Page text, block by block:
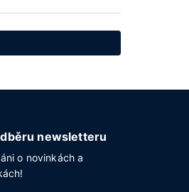
newsletteru
o novinkách a